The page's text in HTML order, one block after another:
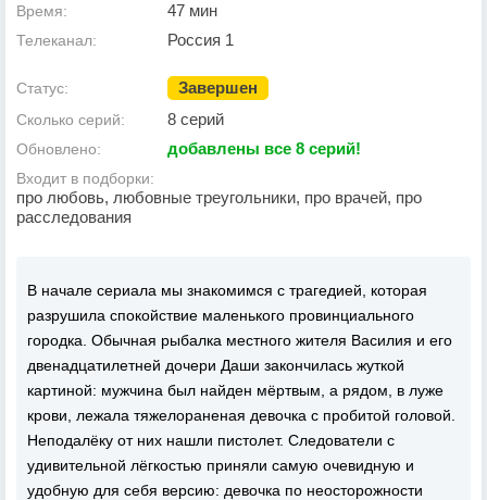
Время: 47 мин
Телеканал: Россия 1
Статус: Завершен
Сколько серий: 8 серий
Обновлено: добавлены все 8 серий!
Входит в подборки:
про любовь, любовные треугольники, про врачей, про
расследования
В начале сериала мы знакомимся с трагедией, которая
разрушила спокойствие маленького провинциального
городка. Обычная рыбалка местного жителя Василия и его
двенадцатилетней дочери Даши закончилась жуткой
картиной: мужчина был найден мёртвым, а рядом, в луже
крови, лежала тяжелораненая девочка с пробитой головой.
Неподалёку от них нашли пистолет. Следователи с
удивительной лёгкостью приняли самую очевидную и
удобную для себя версию: девочка по неосторожности